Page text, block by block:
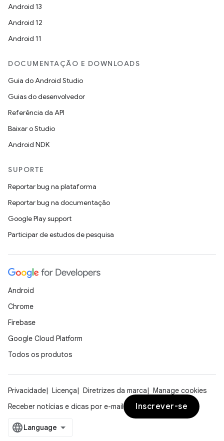
Android 13
Android 12
Android 11
DOCUMENTAÇÃO E DOWNLOADS
Guia do Android Studio
Guias do desenvolvedor
Referência da API
Baixar o Studio
Android NDK
SUPORTE
Reportar bug na plataforma
Reportar bug na documentação
Google Play support
Participar de estudos de pesquisa
Android
Chrome
Firebase
Google Cloud Platform
Todos os produtos
Privacidade Licença Diretrizes da marca
Manage cookies
Receber notícias e dicas por e-mail
Inscrever-se